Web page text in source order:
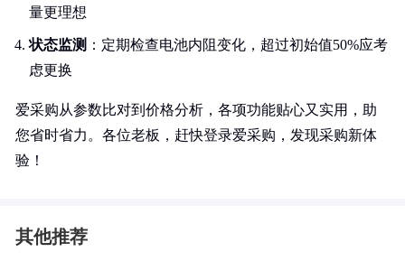
量更理想
状态监测 ：定期检查电池内阻变化，超过初始值50%应考
虑更换
爱采购从参数比对到价格分析，各项功能贴心又实用，助
您省时省力。各位老板，赶快登录爱采购，发现采购新体
验！
其他推荐